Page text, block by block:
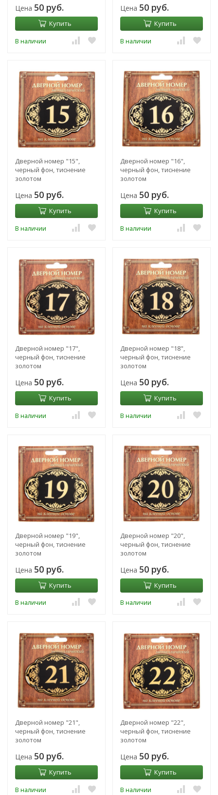
Цена 50 руб.
Купить
В наличии
Цена 50 руб.
Купить
В наличии
Дверной номер "15",
черный фон, тиснение
золотом
Цена 50 руб.
Купить
В наличии
Дверной номер "16",
черный фон, тиснение
золотом
Цена 50 руб.
Купить
В наличии
Дверной номер "17",
черный фон, тиснение
золотом
Цена 50 руб.
Купить
В наличии
Дверной номер "18",
черный фон, тиснение
золотом
Цена 50 руб.
Купить
В наличии
Дверной номер "19",
черный фон, тиснение
золотом
Цена 50 руб.
Купить
В наличии
Дверной номер "20",
черный фон, тиснение
золотом
Цена 50 руб.
Купить
В наличии
Дверной номер "21",
черный фон, тиснение
золотом
Цена 50 руб.
Купить
В наличии
Дверной номер "22",
черный фон, тиснение
золотом
Цена 50 руб.
Купить
В наличии